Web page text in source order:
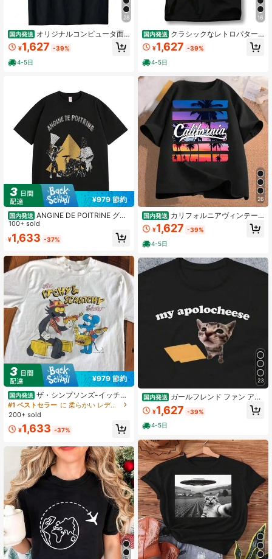
28
国内発送 オリジナルコンピュータ面
白い皮肉なプログラマー鉛筆ギフト
Tシャツカスタムプリントグラフィッ
ク Tシャツ紳士服カミセタ
¥1,627 -39%
4-5日
¥979 節約
国内発送 ANGINE DE POITRINE グラ
フィックプリント クルーネックTシ
ャツ - カジュアル ショートスブ コッ
トンTシャツ、ストトスタイル バン
春夏 ゆったり オーバーサイズ トッ
プス、ギフトやストトコーデに最適
100+ sold
¥1,633 -37%
¥979 節約
国内発送 ザ・シンプソンズ-イッチ＆
スクラッチ・ショー Tシャツ ユニセ
ックス Tシャツ Tシャツ サンタ Tシ
トロ漫画トップ
#1 ベストセラー
に 柔らかい レディーススウェットシャツ＆パーカー
200+ sold
¥1,633 -37%
16
国内発送 クラシックなレトロパター
ンデザインのTシャツ ターミネータ
ーパターン映画
¥1,627 -39%
4-5日
26
国内発送 カリフォルニアヴィンテー
ジヤシの木Tシャツユニセックスレト
ロサンセットビーチグラフィックTシ
ャツカジュアル半袖ストトウェアト
ップス
¥1,627 -39%
4-5日
23
国内発送 ガールフレンド ファン アポ
ロ チーズ キャット ミーム Tシャツ
レトロ タイガー スポット キャット
とチーズ プリント トップス
¥1,627 -39%
4-5日